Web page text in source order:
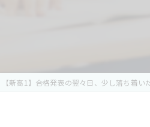
【新高1】合格発表の翌々日、少し落ち